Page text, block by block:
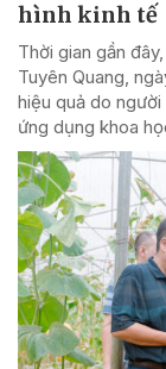
hình kinh tế
Thời gian gần
Tuyên Quang,
hiệu quả do
ứng dụng khoa